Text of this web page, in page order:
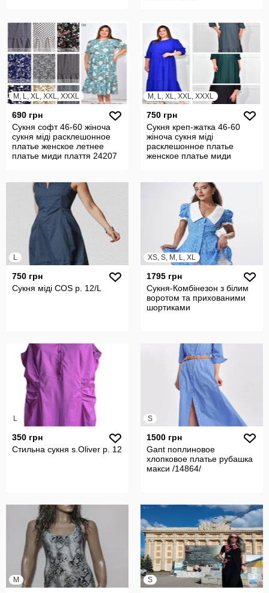
M, L, XL, XXL, XXXL
690 грн
Сукня софт 46-60 жіноча
сукня міді расклешонное
платье женское летнее
платье миди плаття 24207
M, L, XL, XXL, XXXL
750 грн
Сукня креп-жатка 46-60
жіноча сукня міді
расклешонное платье
женское платье миди
L
750 грн
Сукня міді COS р. 12/L
XS, S, M, L, XL
1795 грн
Сукня-Комбінезон з білим
воротом та прихованими
шортиками
L
350 грн
Стильна сукня s.Oliver р. 12
S
1500 грн
Gant поплиновое
хлопковое платье рубашка
макси /14864/
M S